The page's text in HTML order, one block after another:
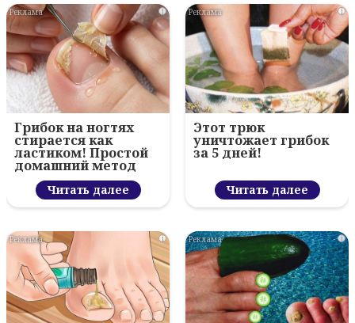
i
Грибок на ногтях
стирается как
ластиком! Простой
домашний метод
Читать далее
i
Этот трюк
уничтожает грибок
за 5 дней!
Читать далее
i i